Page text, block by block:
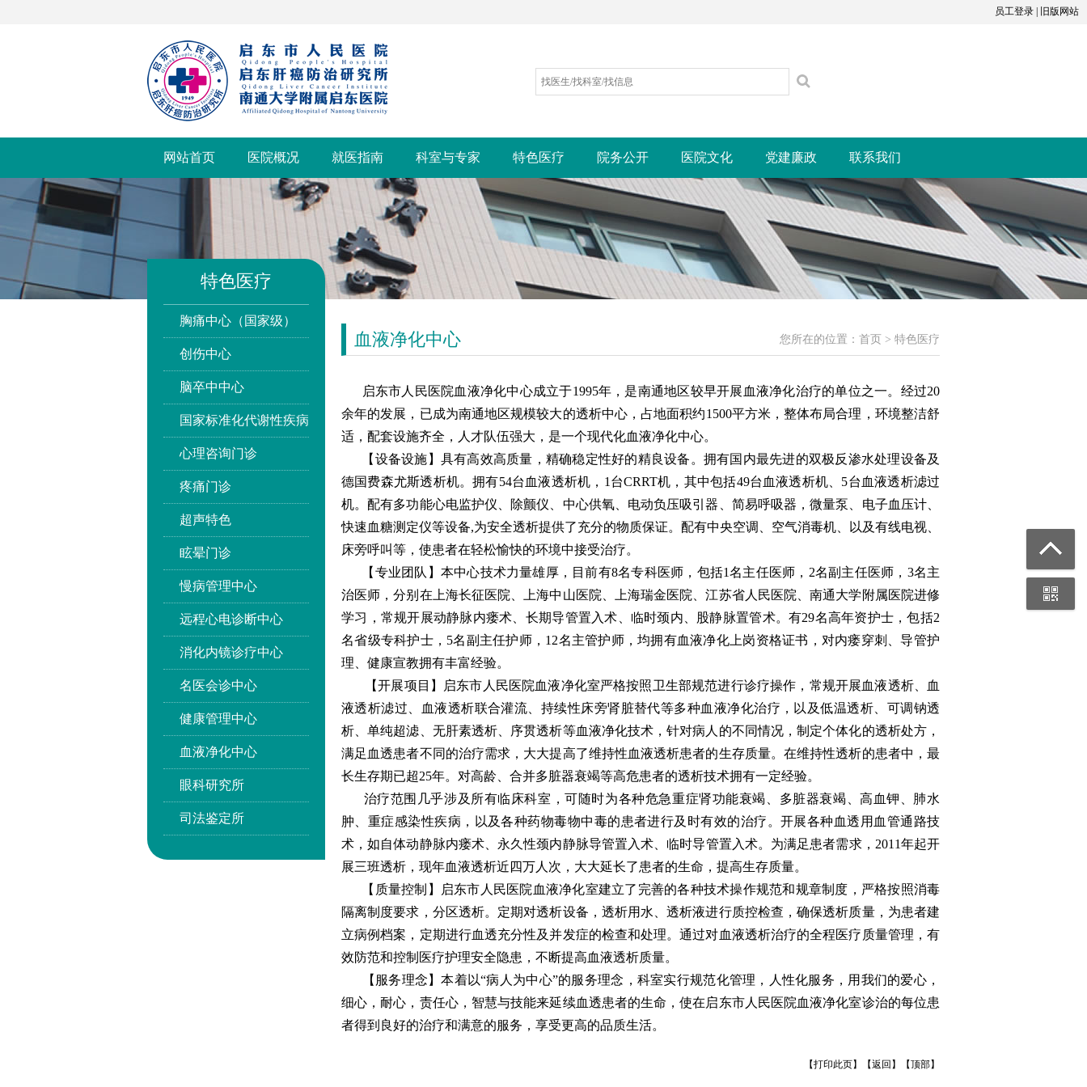
员工登录 旧版网站
网站首页 医院概况 就医指南 科室与专家 特色医疗 院务公开 医院文化 党建廉政 联系我们
特色医疗
胸痛中心（国家级）
创伤中心
脑卒中中心
国家标准化代谢性疾病
心理咨询门诊
疼痛门诊
超声特色
眩晕门诊
慢病管理中心
远程心电诊断中心
消化内镜诊疗中心
名医会诊中心
健康管理中心
血液净化中心
眼科研究所
司法鉴定所
血液净化中心 您所在的位置： 首页 > 特色医疗
启东市人民医院血液净化中心成立于1995年，是南通地区较早开展血液净化治疗的单位之一。经过20
余年的发展，已成为南通地区规模较大的透析中心，占地面积约1500平方米，整体布局合理，环境整洁舒
适，配套设施齐全，人才队伍强大，是一个现代化血液净化中心。
【设备设施】具有高效高质量，精确稳定性好的精良设备。拥有国内最先进的双极反渗水处理设备及
德国费森尤斯透析机。拥有54台血液透析机，1台CRRT机，其中包括49台血液透析机、5台血液透析滤过
机。配有多功能心电监护仪、除颤仪、中心供氧、电动负压吸引器、简易呼吸器，微量泵、电子血压计、
快速血糖测定仪等设备,为安全透析提供了充分的物质保证。配有中央空调、空气消毒机、以及有线电视、
床旁呼叫等，使患者在轻松愉快的环境中接受治疗。
【专业团队】本中心技术力量雄厚，目前有8名专科医师，包括1名主任医师，2名副主任医师，3名主
治医师，分别在上海长征医院、上海中山医院、上海瑞金医院、江苏省人民医院、南通大学附属医院进修
学习，常规开展动静脉内瘘术、长期导管置入术、临时颈内、股静脉置管术。有29名高年资护士，包括2
名省级专科护士，5名副主任护师，12名主管护师，均拥有血液净化上岗资格证书，对内瘘穿刺、导管护
理、健康宣教拥有丰富经验。
【开展项目】启东市人民医院血液净化室严格按照卫生部规范进行诊疗操作，常规开展血液透析、血
液透析滤过、血液透析联合灌流、持续性床旁肾脏替代等多种血液净化治疗，以及低温透析、可调钠透
析、单纯超滤、无肝素透析、序贯透析等血液净化技术，针对病人的不同情况，制定个体化的透析处方，
满足血透患者不同的治疗需求，大大提高了维持性血液透析患者的生存质量。在维持性透析的患者中，最
长生存期已超25年。对高龄、合并多脏器衰竭等高危患者的透析技术拥有一定经验。
治疗范围几乎涉及所有临床科室，可随时为各种危急重症肾功能衰竭、多脏器衰竭、高血钾、肺水
肿、重症感染性疾病，以及各种药物毒物中毒的患者进行及时有效的治疗。开展各种血透用血管通路技
术，如自体动静脉内瘘术、永久性颈内静脉导管置入术、临时导管置入术。为满足患者需求，2011年起开
展三班透析，现年血液透析近四万人次，大大延长了患者的生命，提高生存质量。
【质量控制】启东市人民医院血液净化室建立了完善的各种技术操作规范和规章制度，严格按照消毒
隔离制度要求，分区透析。定期对透析设备，透析用水、透析液进行质控检查，确保透析质量，为患者建
立病例档案，定期进行血透充分性及并发症的检查和处理。通过对血液透析治疗的全程医疗质量管理，有
效防范和控制医疗护理安全隐患，不断提高血液透析质量。
【服务理念】本着以“病人为中心”的服务理念，科室实行规范化管理，人性化服务，用我们的爱心，
细心，耐心，责任心，智慧与技能来延续血透患者的生命，使在启东市人民医院血液净化室诊治的每位患
者得到良好的治疗和满意的服务，享受更高的品质生活。
【打印此页】【返回 】【顶部】